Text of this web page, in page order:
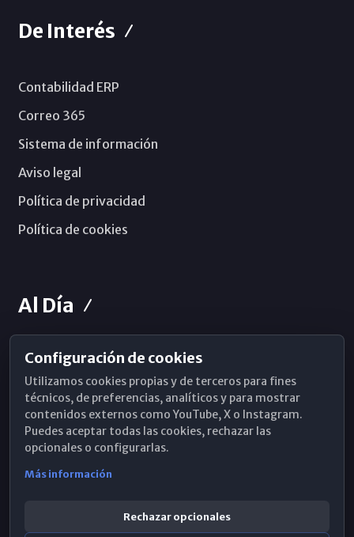
De Interés
Contabilidad ERP
Correo 365
Sistema de información
Aviso legal
Política de privacidad
Política de cookies
Al Día
Horarios de Misa
Hemeroteca
WhatsApp
Configuración de cookies
Utilizamos cookies propias y de terceros para fines
técnicos, de preferencias, analíticos y para mostrar
contenidos externos como YouTube, X o Instagram.
Puedes aceptar todas las cookies, rechazar las
opcionales o configurarlas.
Más información
Rechazar opcionales